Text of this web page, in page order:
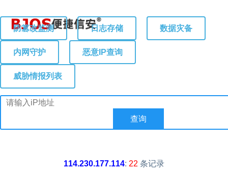
防篡改监测 日志存储 数据灾备
内网守护 恶意IP查询
威胁情报列表
114.230.177.114: 22 条记录